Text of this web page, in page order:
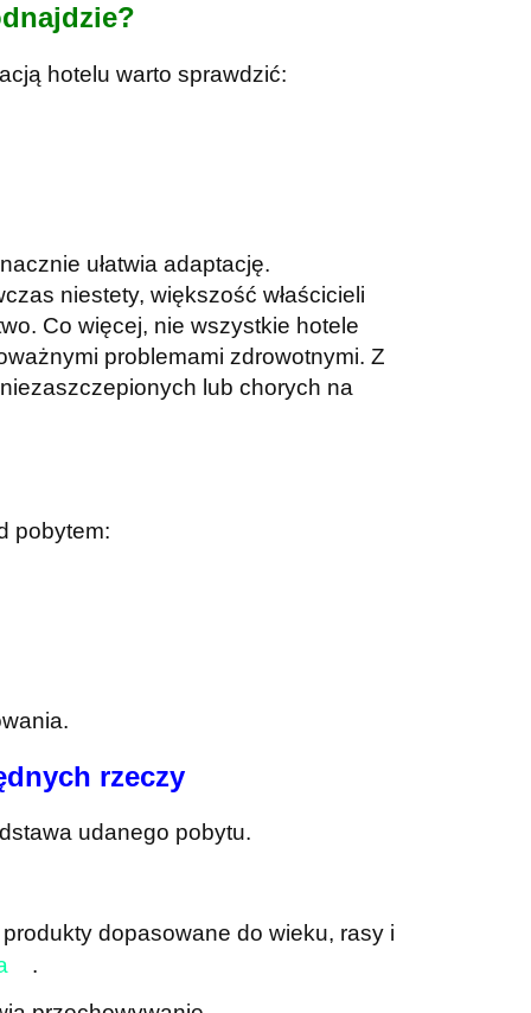
hotelu warto sprawdzić:
ułatwia adaptację.
niestety, większość właścicieli
Co więcej, nie wszystkie hotele
problemami zdrowotnymi. Z
lub chorych na
pobytem:
rzeczy
udanego pobytu.
dopasowane do wieku, rasy i
.